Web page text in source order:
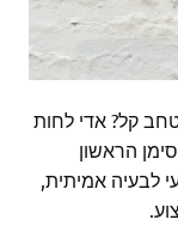
קל? אדי לחות
הראשון
לבעיה אמיתית,